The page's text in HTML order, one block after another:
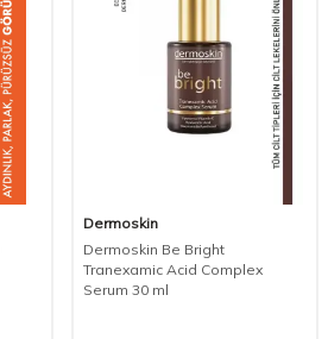
Dermoskin
Dermoskin Be Bright
Tranexamic Acid Complex
Serum 30 ml